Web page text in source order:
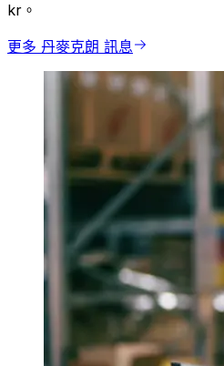
kr。
更多 丹麥克朗 訊息